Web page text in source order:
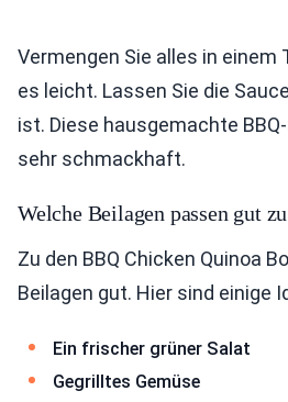
Vermengen Sie alles in einem
es leicht. Lassen Sie die
ist. Diese hausgemachte
sehr schmackhaft.
Welche Beilagen passen gut
Zu den BBQ Chicken Quinoa
Beilagen gut. Hier sind einige
Ein frischer grüner Salat
Gegrilltes Gemüse